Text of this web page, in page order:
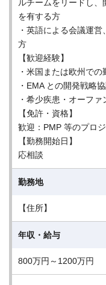
ルチームをリードし
を有する方
・英語による会議運
方
【歓迎経験】
・米国または欧州での
・EMA との開発戦略
・希少疾患・オーフ
【免許・資格】
歓迎：PMP 等のプロ
【勤務開始日】
応相談
勤務地
【住所】
年収・給与
800万円～1200万円